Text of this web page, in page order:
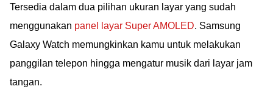
Tersedia dalam dua pilihan ukuran layar yang sudah
menggunakan panel layar Super AMOLED. Samsung
Galaxy Watch memungkinkan kamu untuk melakukan
panggilan telepon hingga mengatur musik dari layar jam
tangan.